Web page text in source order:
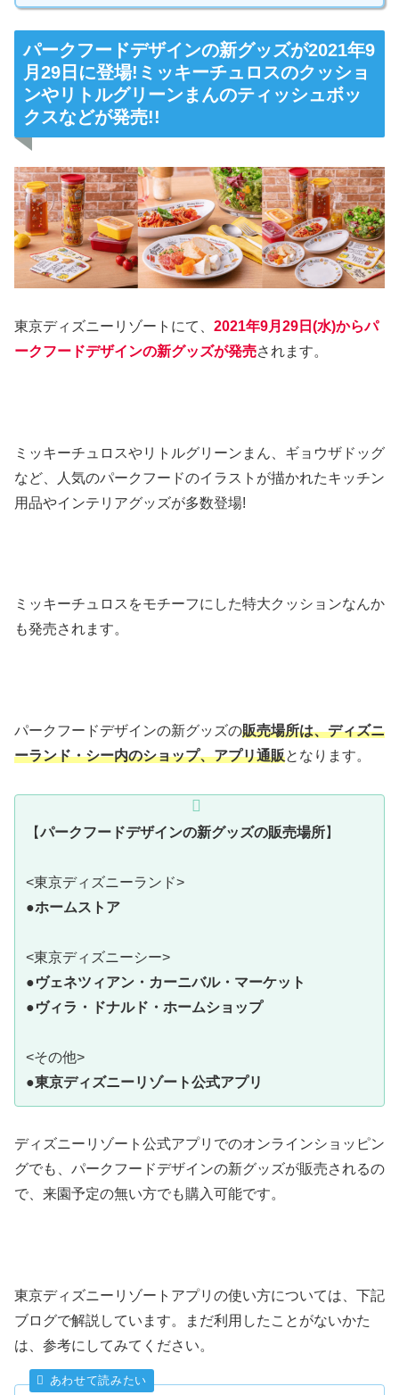
パークフードデザインの新グッズが2021年9
月29日に登場!ミッキーチュロスのクッショ
ンやリトルグリーンまんのティッシュボッ
クスなどが発売!!
東京ディズニーリゾートにて、 2021年9月29日(水)からパ
ークフードデザインの新グッズが発売されます。
ミッキーチュロスやリトルグリーンまん、ギョウザドッグ
など、人気のパークフードのイラストが描かれたキッチン
用品やインテリアグッズが多数登場!
ミッキーチュロスをモチーフにした特大クッションなんか
も発売されます。
パークフードデザインの新グッズの販売場所は、ディズニ
ーランド・シー内のショップ、アプリ通販となります。
【パークフードデザインの新グッズの販売場所】
<東京ディズニーランド>
●ホームストア
<東京ディズニーシー>
●ヴェネツィアン・カーニバル・マーケット
●ヴィラ・ドナルド・ホームショップ
<その他>
●東京ディズニーリゾート公式アプリ
ディズニーリゾート公式アプリでのオンラインショッピン
グでも、パークフードデザインの新グッズが販売されるの
で、来園予定の無い方でも購入可能です。
東京ディズニーリゾートアプリの使い方については、下記
ブログで解説しています。まだ利用したことがないかた
は、参考にしてみてください。